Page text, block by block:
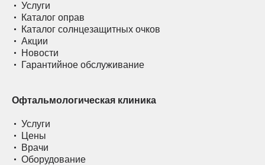
Услуги
Каталог оправ
Каталог солнцезащитных очков
Акции
Новости
Гарантийное обслуживание
Офтальмологическая клиника
Услуги
Цены
Врачи
Оборудование